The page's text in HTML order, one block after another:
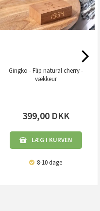
Gingko - Flip natural cherry -
vækkeur
399,00 DKK
LÆG I KURVEN
8-10 dage